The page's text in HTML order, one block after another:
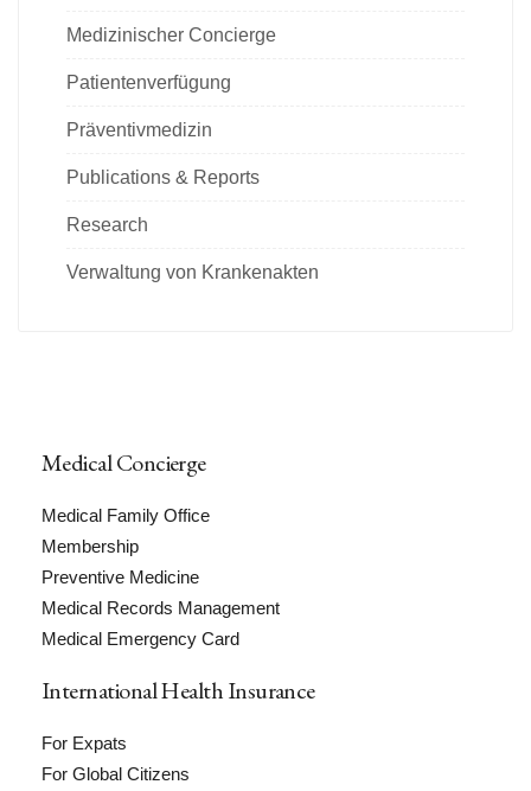
Medizinischer Concierge
Patientenverfügung
Präventivmedizin
Publications & Reports
Research
Verwaltung von Krankenakten
Medical Concierge
Medical Family Office
Membership
Preventive Medicine
Medical Records Management
Medical Emergency Card
International Health Insurance
For Expats
For Global Citizens